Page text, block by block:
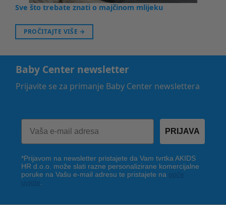
Sve što trebate znati o majčinom mlijeku
PROČITAJTE VIŠE →
Baby Center newsletter
Prijavite se za primanje Baby Center newslettera
PRIJAVA
*Prijavom na newsletter pristajete da Vam tvrtka AKIDS
HR d.o.o. može slati razne personalizirane komercijalne
poruke na Vašu e-mail adresu te pristajete na